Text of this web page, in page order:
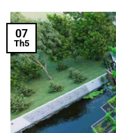
07
Th5